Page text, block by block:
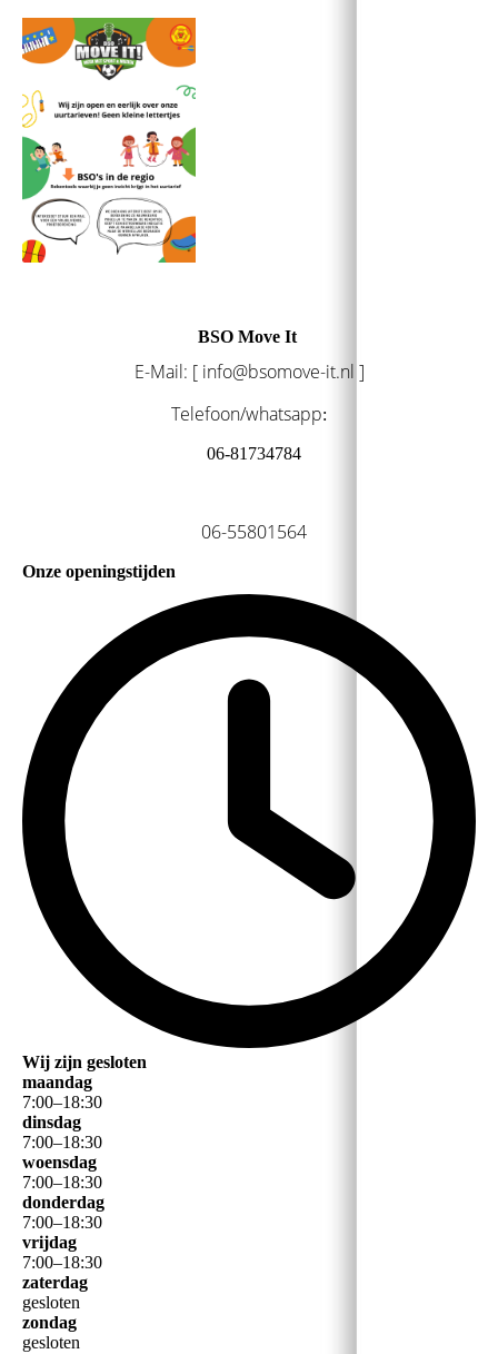
BSO Move It
E-Mail: [ info@bsomove-it.nl ]
Telefoon/whatsapp:
06-81734784
06-55801564
Onze openingstijden
Wij zijn gesloten
maandag
7:00–18:30
dinsdag
7:00–18:30
woensdag
7:00–18:30
donderdag
7:00–18:30
vrijdag
7:00–18:30
zaterdag
gesloten
zondag
gesloten